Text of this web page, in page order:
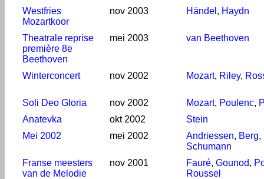
Westfries
Mozartkoor
nov 2003 Händel , Haydn
Theatrale reprise
première 8e
Beethoven
mei 2003 van Beethoven
Winterconcert nov 2002 Mozart, Riley,
Soli Deo Gloria nov 2002 Mozart, Poulenc,
Anatevka
okt 2002
Stein
Mei 2002
mei 2002 Andriessen, Berg,
Schumann
Franse meesters
van de Melodie
nov 2001 Fauré, Gounod,
Roussel